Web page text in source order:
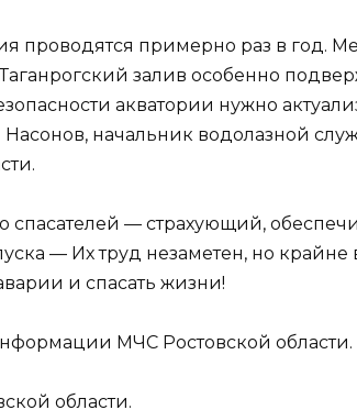
проводятся примерно раз в год.
залив особенно
акватории нужно
начальник водолазной
спасателей — страхующий,
— Их труд незаметен, но крайне
и спасать жизни!
МЧС Ростовской области.
области.